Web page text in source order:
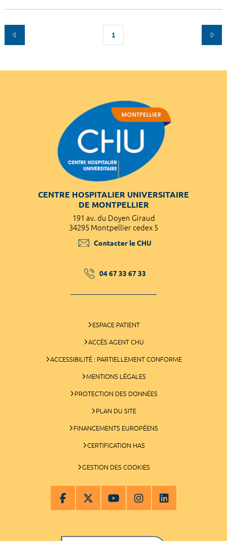
1
CENTRE HOSPITALIER UNIVERSITAIRE
DE MONTPELLIER
191 av. du Doyen Giraud
34295 Montpellier cedex 5
Contacter le CHU
04 67 33 67 33
ESPACE PATIENT
ACCÈS AGENT CHU
ACCESSIBILITÉ : PARTIELLEMENT CONFORME
MENTIONS LÉGALES
PROTECTION DES DONNÉES
PLAN DU SITE
FINANCEMENTS EUROPÉENS
CERTIFICATION HAS
GESTION DES COOKIES